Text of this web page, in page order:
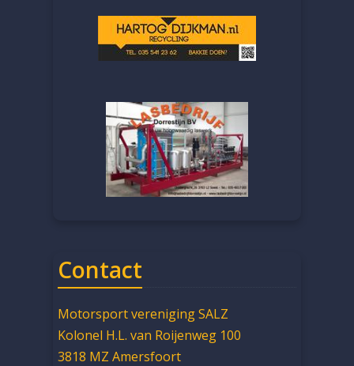
Contact
Motorsport vereniging SALZ
Kolonel H.L. van Roijenweg 100
3818 MZ Amersfoort